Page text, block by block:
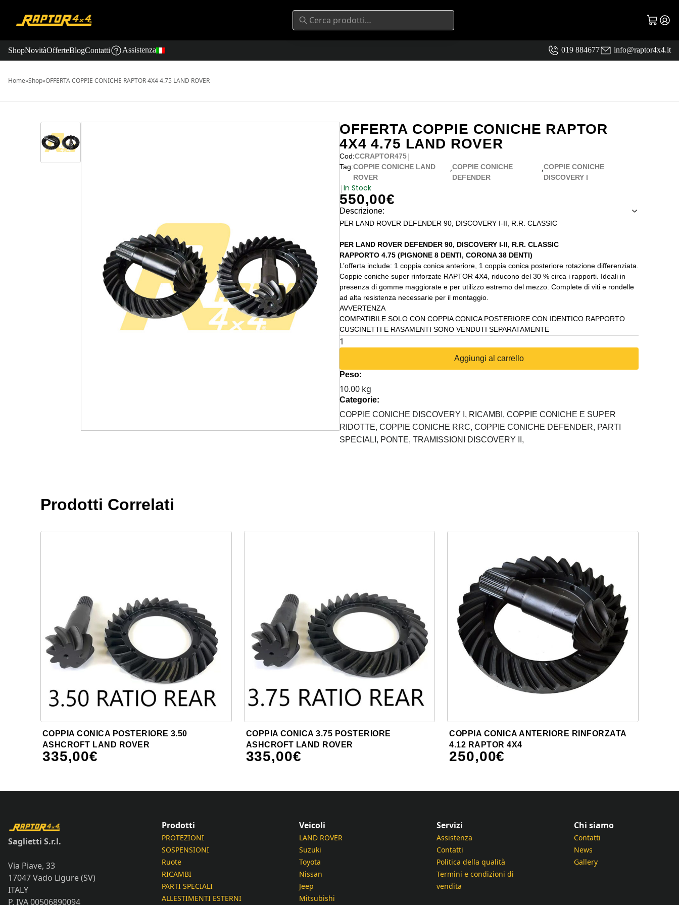
ShopNovitàOfferteBlogContatti Assistenza 019 884677 info@raptor4x4.it
Home»Shop»OFFERTA COPPIE CONICHE RAPTOR 4X4 4.75 LAND ROVER
OFFERTA COPPIE CONICHE RAPTOR
4X4 4.75 LAND ROVER
Cod:CCRAPTOR475|
Tag:COPPIE CONICHE LAND
ROVER
,COPPIE CONICHE
DEFENDER
,COPPIE CONICHE
DISCOVERY I
|In Stock
550,00€
Descrizione:
PER LAND ROVER DEFENDER 90, DISCOVERY I-II, R.R. CLASSIC
PER LAND ROVER DEFENDER 90, DISCOVERY I-II, R.R. CLASSIC
RAPPORTO 4.75 (PIGNONE 8 DENTI, CORONA 38 DENTI)
L’offerta include: 1 coppia conica anteriore, 1 coppia conica posteriore rotazione differenziata.
Coppie coniche super rinforzate RAPTOR 4X4, riducono del 30 % circa i rapporti. Ideali in
presenza di gomme maggiorate e per utilizzo estremo del mezzo. Complete di viti e rondelle
ad alta resistenza necessarie per il montaggio.
AVVERTENZA
COMPATIBILE SOLO CON COPPIA CONICA POSTERIORE CON IDENTICO RAPPORTO
CUSCINETTI E RASAMENTI SONO VENDUTI SEPARATAMENTE
OFFERTA
RAPTOR
4X4
4.75
LAND
ROVER
quantità
Aggiungi al carrello
Peso:
10.00 kg
Categorie:
COPPIE CONICHE DISCOVERY I, RICAMBI, COPPIE CONICHE E SUPER
RIDOTTE, COPPIE CONICHE RRC, COPPIE CONICHE DEFENDER, PARTI
SPECIALI, PONTE, TRAMISSIONI DISCOVERY II,
Prodotti Correlati
COPPIA CONICA POSTERIORE 3.50
ASHCROFT LAND ROVER
335,00€
COPPIA CONICA 3.75 POSTERIORE
ASHCROFT LAND ROVER
335,00€
COPPIA CONICA ANTERIORE RINFORZATA
4.12 RAPTOR 4X4
250,00€
Saglietti S.r.l.
Via Piave, 33
17047 Vado Ligure (SV)
ITALY
P. IVA 00506890094
Prodotti
PROTEZIONI
SOSPENSIONI
Ruote
RICAMBI
PARTI SPECIALI
ALLESTIMENTI ESTERNI
Veicoli
LAND ROVER
Suzuki
Toyota
Nissan
Jeep
Mitsubishi
Servizi
Assistenza
Contatti
Politica della qualità
Termini e condizioni di
vendita
Chi siamo
Contatti
News
Gallery